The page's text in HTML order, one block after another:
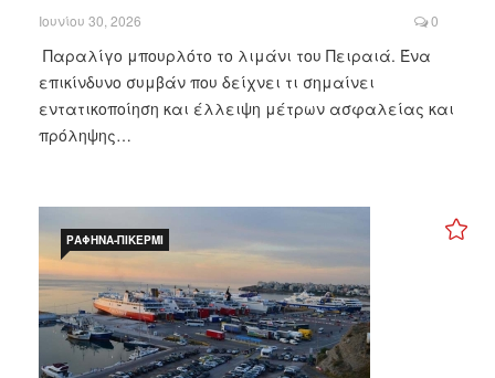
Ιουνίου 30, 2026 0
Παραλίγο μπουρλότο το λιμάνι του Πειραιά. Ένα
επικίνδυνο συμβάν που δείχνει τι σημαίνει
εντατικοποίηση και έλλειψη μέτρων ασφαλείας και
πρόληψης…
ΡΑΦΉΝΑ-ΠΙΚΈΡΜΙ